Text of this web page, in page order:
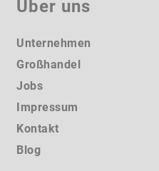
Über uns
Unternehmen
Großhandel
Jobs
Impressum
Kontakt
Blog